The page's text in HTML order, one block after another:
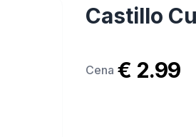
Castillo
Cena € 2.99